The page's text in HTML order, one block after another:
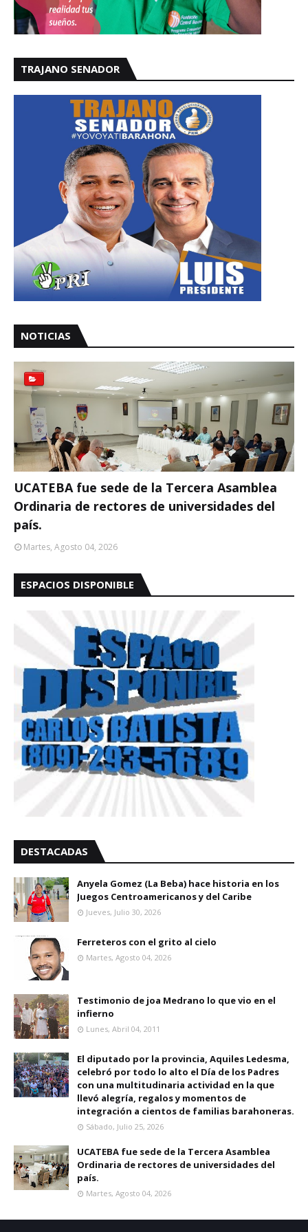
TRAJANO SENADOR
NOTICIAS
UCATEBA fue sede de la Tercera Asamblea
Ordinaria de rectores de universidades del
país.
Martes, Agosto 04, 2026
ESPACIOS DISPONIBLE
DESTACADAS
Anyela Gomez (La Beba) hace historia en los
Juegos Centroamericanos y del Caribe
Jueves, Julio 30, 2026
Ferreteros con el grito al cielo
Martes, Agosto 04, 2026
Testimonio de joa Medrano lo que vio en el
infierno
Lunes, Abril 04, 2011
El diputado por la provincia, Aquiles Ledesma,
celebró por todo lo alto el Día de los Padres
con una multitudinaria actividad en la que
llevó alegría, regalos y momentos de
integración a cientos de familias barahoneras.
Sábado, Julio 25, 2026
UCATEBA fue sede de la Tercera Asamblea
Ordinaria de rectores de universidades del
país.
Martes, Agosto 04, 2026